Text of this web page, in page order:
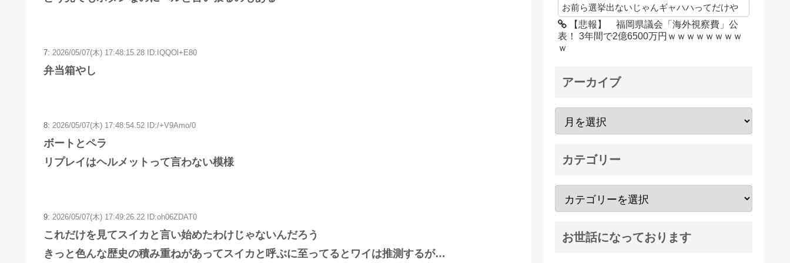
7: 2026/05/07(木) 17:48:15.28 ID:IQQOl+E80
弁当箱やし
8: 2026/05/07(木) 17:48:54.52 ID:/+V9Amo/0
ボートとペラ
リプレイはヘルメットって言わない模様
9: 2026/05/07(木) 17:49:26.22 ID:oh06ZDAT0
これだけを見てスイカと言い始めたわけじゃないんだろう
きっと色んな歴史の積み重ねがあってスイカと呼ぶに至ってるとワイは推測するが…
お前ら選挙出ないじゃんギャハハってだけや
【悲報】 福岡県議会「海外視察費」公
表！ 3年間で2億6500万円ｗｗｗｗｗｗｗｗ
ｗ
アーカイブ
カテゴリー
お世話になっております